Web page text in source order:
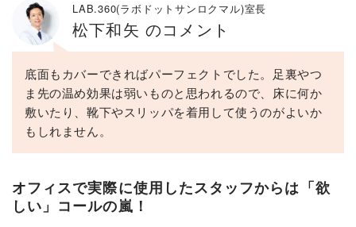
LAB.360(ラボドットサンロクマル)室長
松下和矢 のコメント
底面もカバーできればパーフェクトでした。足裏やつ
ま先の温め効果は弱いものと思われるので、床に何か
敷いたり、靴下やスリッパを着用して使うのがよいか
もしれません。
オフィスで実際に使用したスタッフからは「欲
しい」コールの嵐！